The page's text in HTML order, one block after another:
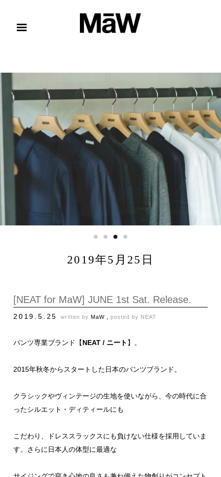
2019年5月25日
[NEAT for MaW] JUNE 1st Sat. Release.
2019.5.25 written by MaW , posted by NEAT
パンツ専業ブランド【NEAT / ニート 】。
2015年秋冬からスタートした日本のパンツブランド。
クラシックやヴィンテージの生地を使いながら、今の時代に合
ったシルエット・ディティールにも
こだわり、ドレススラックスにも負けない仕様を採用していま
す。さらに日本人の体型に最適な